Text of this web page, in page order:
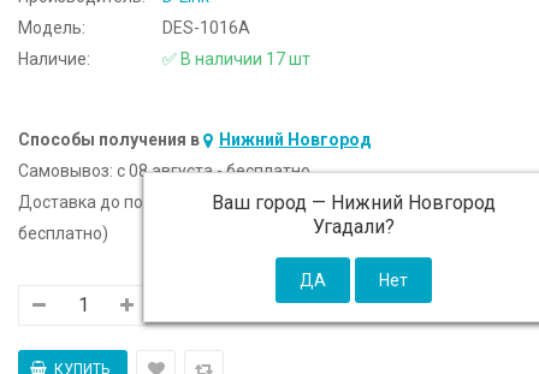
Модель:
DES-1016A
Наличие:
✅ В наличии 17 шт
Способы получения в Нижний Новгород
Ваш город — Нижний Новгород
Угадали?
Самовывоз: c 08 августа - бесплатно
Доставка до подъезда:
c 08 августа - 300 ₽ (от 5 000 ₽
бесплатно)